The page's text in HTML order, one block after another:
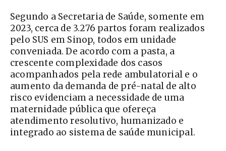
Segundo a Secretaria de Saúde, somente em
2023, cerca de 3.276 partos foram realizados
pelo SUS em Sinop, todos em unidade
conveniada. De acordo com a pasta, a
crescente complexidade dos casos
acompanhados pela rede ambulatorial e o
aumento da demanda de pré-natal de alto
risco evidenciam a necessidade de uma
maternidade pública que ofereça
atendimento resolutivo, humanizado e
integrado ao sistema de saúde municipal.